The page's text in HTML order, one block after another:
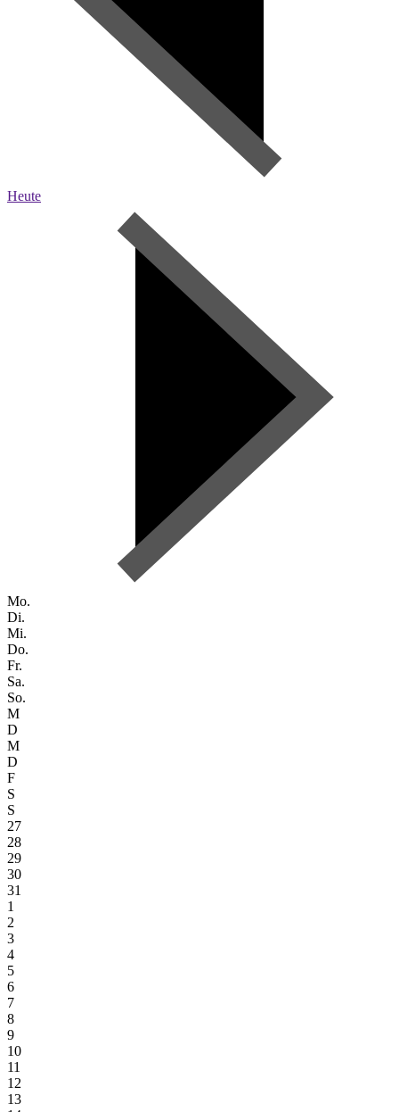
Heute
Mo.
Di.
Mi.
Do.
Fr.
Sa.
So.
M
D
M
D
F
S
S
27
28
29
30
31
1
2
3
4
5
6
7
8
9
10
11
12
13